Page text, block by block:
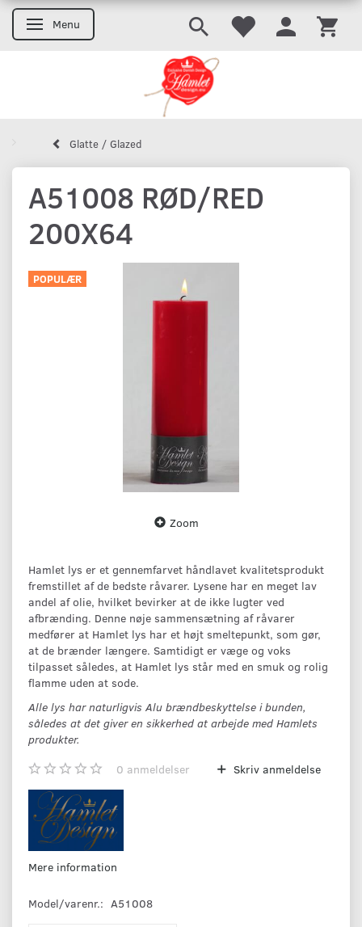
Skifte navigation
Menu
Glatte / Glazed
A51008 RØD/RED
200X64
POPULÆR
Zoom
Hamlet lys er et gennemfarvet håndlavet kvalitetsprodukt
fremstillet af de bedste råvarer. Lysene har en meget lav
andel af olie, hvilket bevirker at de ikke lugter ved
afbrænding. Denne nøje sammensætning af råvarer
medfører at Hamlet lys har et højt smeltepunkt, som gør,
at de brænder længere. Samtidigt er væge og voks
tilpasset således, at Hamlet lys står med en smuk og rolig
flamme uden at sode.
Alle lys har naturligvis Alu brændbeskyttelse i bunden,
således at det giver en sikkerhed at arbejde med Hamlets
produkter.
0 anmeldelser Skriv anmeldelse
Mere information
Model/varenr.: A51008